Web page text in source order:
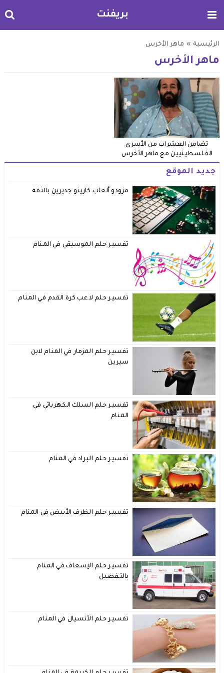
بريفنت
الرئيسية » ماهر الأخرس
ماهر الأخرس
تضامن العشرات من الأسرى
الفلسطينيين مع ماهر الأخرس
جديد الموقع
مزودو ألعاب كازينو جديرين بالثقة
تفسير حلم الموسيقي في المنام
تفسير حلم لاعب كرة القدم في المنام
تفسير حلم المزمار في المنام لابن
سيرين
تفسير حلم السلك الكهربائي في
المنام
تفسير حلم البراد في المنام
تفسير حلم الظرف الأبيض في المنام
تفسير حلم الإسعاف في المنام
بالتفصيل
تفسير حلم الأنسيال في المنام